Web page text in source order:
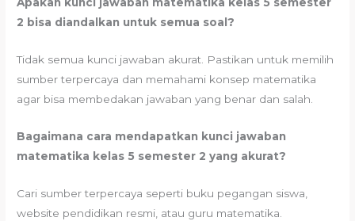
Apakah kunci jawaban matematika kelas 5 semester
2 bisa diandalkan untuk semua soal?
Tidak semua kunci jawaban akurat. Pastikan untuk memilih
sumber terpercaya dan memahami konsep matematika
agar bisa membedakan jawaban yang benar dan salah.
Bagaimana cara mendapatkan kunci jawaban
matematika kelas 5 semester 2 yang akurat?
Cari sumber terpercaya seperti buku pegangan siswa,
website pendidikan resmi, atau guru matematika.